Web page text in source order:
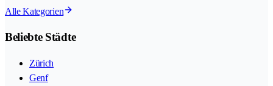
Alle Kategorien
Beliebte Städte
Zürich
Genf